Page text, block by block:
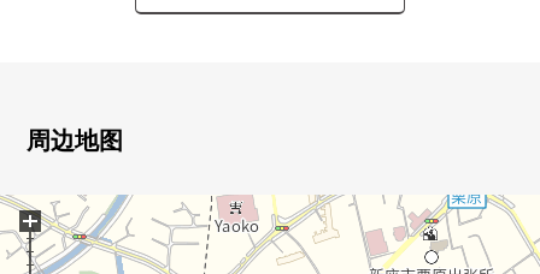
○ 西武池袋线"云雀丘"车站公共汽车8分"岔道"停歩5分
的生活方式有4个房间。
○ 在贴墙式的厨房，好像能集中于工作。
○ 为步行5分钟的范围以内有超市·便利店购物班次良好。
○到"市立栗原小学"步行5分钟的(约380m)小的孩子的有的
周边地图
+